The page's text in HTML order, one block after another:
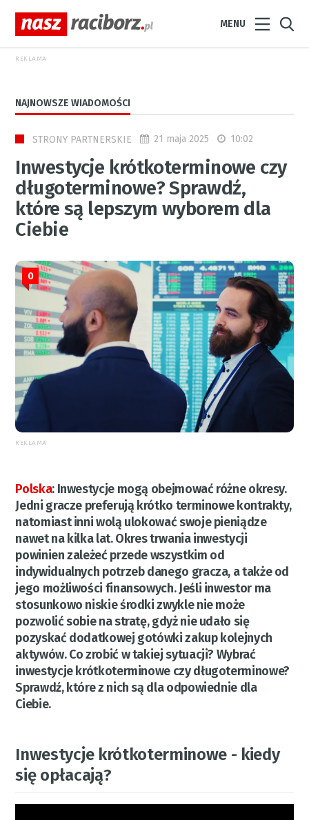
MENU
REKLAMA
NAJNOWSZE WIADOMOŚCI
STRONY PARTNERSKIE 21 maja 2025 10:02
Inwestycje krótkoterminowe czy
długoterminowe? Sprawdź,
które są lepszym wyborem dla
Ciebie
0
REKLAMA
Polska: Inwestycje mogą obejmować różne okresy.
Jedni gracze preferują krótko terminowe kontrakty,
natomiast inni wolą ulokować swoje pieniądze
nawet na kilka lat. Okres trwania inwestycji
powinien zależeć przede wszystkim od
indywidualnych potrzeb danego gracza, a także od
jego możliwości finansowych. Jeśli inwestor ma
stosunkowo niskie środki zwykle nie może
pozwolić sobie na stratę, gdyż nie udało się
pozyskać dodatkowej gotówki zakup kolejnych
aktywów. Co zrobić w takiej sytuacji? Wybrać
inwestycje krótkoterminowe czy długoterminowe?
Sprawdź, które z nich są dla odpowiednie dla
Ciebie.
Inwestycje krótkoterminowe - kiedy
się opłacają?